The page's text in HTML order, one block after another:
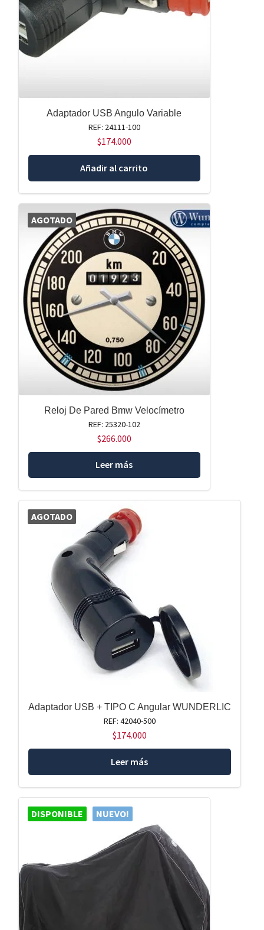
Adaptador USB Angulo Variable
REF: 24111-100
$174.000
Añadir al carrito
AGOTADO
Reloj De Pared Bmw Velocímetro
REF: 25320-102
$266.000
Leer más
AGOTADO
Adaptador USB + TIPO C Angular WUNDERLIC
REF: 42040-500
$174.000
Leer más
DISPONIBLE NUEVO!